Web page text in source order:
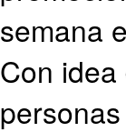
semana
Con